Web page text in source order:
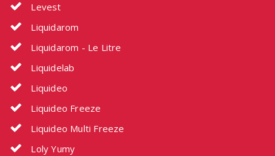
Levest
Liquidarom
Liquidarom - Le Litre
Liquidelab
Liquideo
Liquideo Freeze
Liquideo Multi Freeze
Loly Yumy